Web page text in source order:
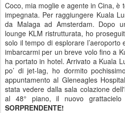
Coco, mia moglie e agente in Cina, è
impegnata. Per raggiungere Kuala
da Malaga ad Amsterdam. Dopo
lounge KLM ristrutturata, ho
solo il tempo di esplorare
imbarcarmi per un breve volo fino a
ha portato in hotel. Arrivato a Kuala
po’ di jet-lag, ho dormito
appuntamento al Gleneagles
stata vedere dalla sala colazione
al 48° piano, il nuovo grattacielo
SORPRENDENTE!